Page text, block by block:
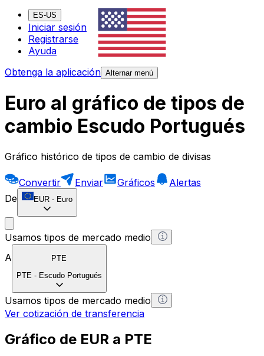
ES-US
Iniciar sesión
Registrarse
Ayuda
Obtenga la aplicación Alternar menú
Euro al gráfico de tipos de
cambio Escudo Portugués
Gráfico histórico de tipos de cambio de divisas
Convertir Enviar Gráficos
Alertas
De
EUR - Euro
Usamos tipos de mercado medio
A
PTE
PTE - Escudo Portugués
Usamos tipos de mercado medio
Ver cotización de transferencia
Gráfico de EUR a PTE